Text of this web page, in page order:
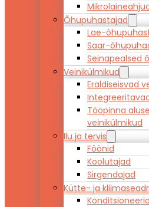
Õhupuhastajad
Lae-
Saar-
Seinapealsed
Veinikülmikud
Eraldiseisvad
Tööpinna
veinikülmikud
Ilu ja tervis
Föönid
Koolutajad
Sirgendajad
Kütte- ja
Konditsioneerid